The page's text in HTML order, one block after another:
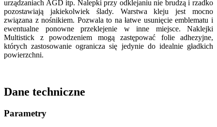
urządzaniach AGD itp. Nalepki przy odklejaniu nie brudzą i rzadko
pozostawiają jakiekolwiek ślady. Warstwa kleju jest mocno
związana z nośnikiem. Pozwala to na łatwe usunięcie emblematu i
ewentualne ponowne przeklejenie w inne miejsce. Naklejki
Multistick z powodzeniem mogą zastępować folie adhezyjne,
których zastosowanie ogranicza się jedynie do idealnie gładkich
powierzchni.
Dane techniczne
Parametry